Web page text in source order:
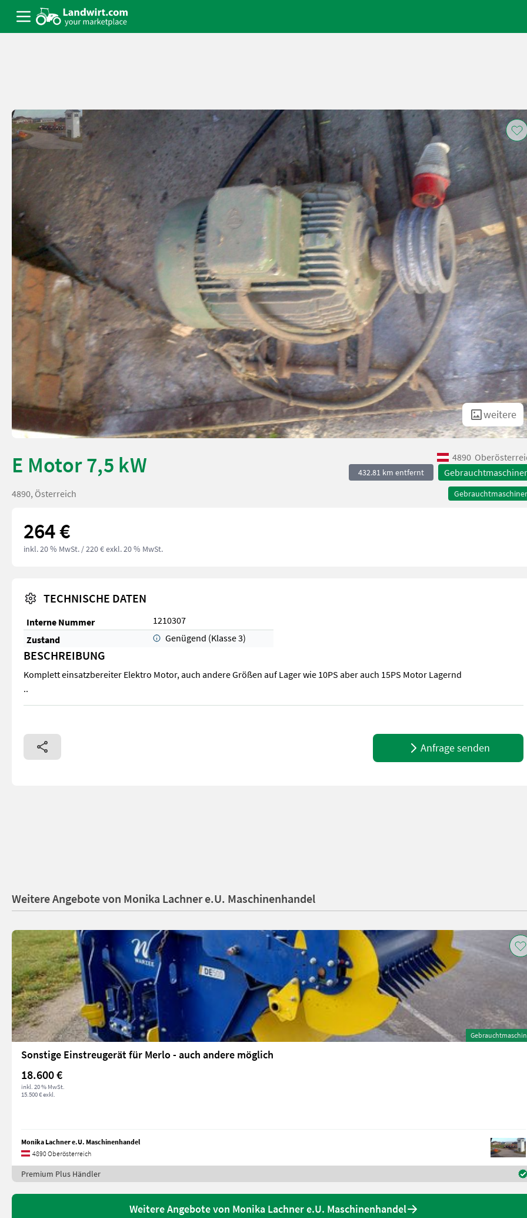
weitere
E Motor 7,5 kW 4890
432.81 km entfernt
4890, Österreich
264 €
inkl. 20 % MwSt. / 220 € exkl. 20 % MwSt.
TECHNISCHE DATEN
Interne Nummer
1210307
Zustand
Genügend (Klasse 3)
BESCHREIBUNG
Komplett einsatzbereiter Elektro Motor, auch andere Größen auf Lager wie 10PS aber auch 15PS Motor Lagernd
..
Komplett einsatzbereiter Elektro Motor, auch andere Größen auf Lager wie 10PS aber auch 15PS Motor Lagernd ..
Anfrage senden
Weitere Angebote von Monika Lachner e.U. Maschinenhandel
Sonstige Einstreugerät für Merlo - auch andere möglich
18.600 €
inkl. 20 % MwSt.
15.500 € exkl.
Monika Lachner e.U. Maschinenhandel
4890 Oberösterreich
Premium Plus Händler
Weitere Angebote von Monika Lachner e.U. Maschinenhandel